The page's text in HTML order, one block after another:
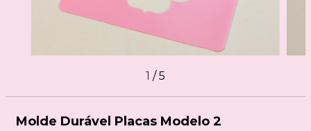
1 /5
Molde Durável Placas Modelo 2